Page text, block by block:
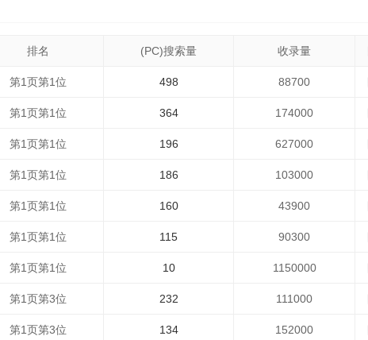
排名 (PC)搜索量 收录量
第1页第1位 498 88700
第1页第1位 364 174000
第1页第1位 196 627000
第1页第1位 186 103000
第1页第1位 160 43900
第1页第1位 115 90300
第1页第1位 10 1150000
第1页第3位 232 111000
第1页第3位 134 152000